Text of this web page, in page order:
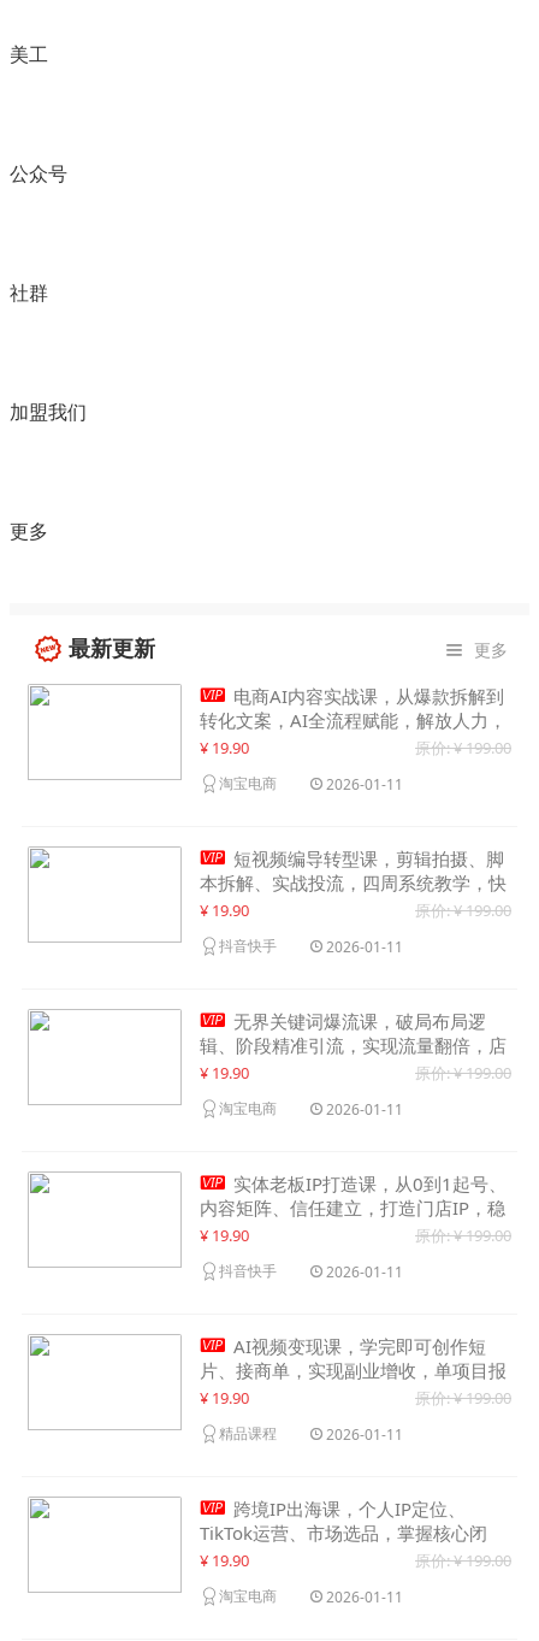
美工
公众号
社群
加盟我们
更多
最新更新  更多
 电商AI内容实战课，从爆款拆解到
转化文案，AI全流程赋能，解放人力，
单月节省内容成本数万元
¥ 19.90 原价: ¥ 199.00
淘宝电商 2026-01-11
 短视频编导转型课，剪辑拍摄、脚
本拆解、实战投流，四周系统教学，快
速入行月入2w+
¥ 19.90 原价: ¥ 199.00
抖音快手 2026-01-11
 无界关键词爆流课，破局布局逻
辑、阶段精准引流，实现流量翻倍，店
铺业绩增长50%+
¥ 19.90 原价: ¥ 199.00
淘宝电商 2026-01-11
 实体老板IP打造课，从0到1起号、
内容矩阵、信任建立，打造门店IP，稳
定获客增收
¥ 19.90 原价: ¥ 199.00
抖音快手 2026-01-11
 AI视频变现课，学完即可创作短
片、接商单，实现副业增收，单项目报
价可达千元
¥ 19.90 原价: ¥ 199.00
精品课程 2026-01-11
 跨境IP出海课，个人IP定位、
TikTok运营、市场选品，掌握核心闭
环，实现月入1万美金+
¥ 19.90 原价: ¥ 199.00
淘宝电商 2026-01-11